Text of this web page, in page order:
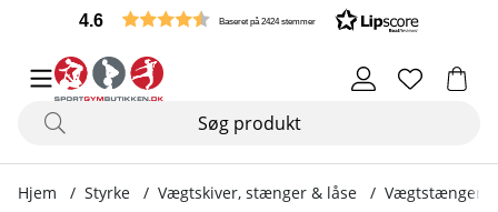
4.6 Baseret på 2424 stemmer
Hjem Styrke Vægtskiver, stænger & låse Vægtstænger